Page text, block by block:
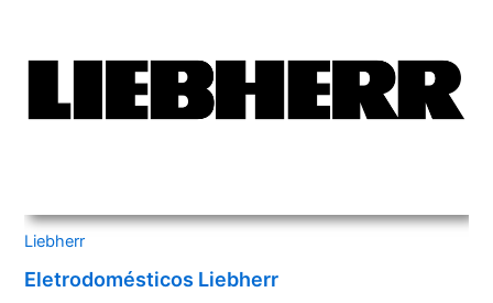
Liebherr
Eletrodomésticos Liebherr